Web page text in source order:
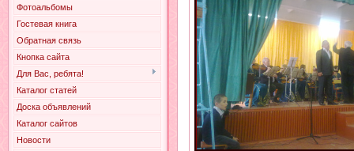
Фотоальбомы
Гостевая книга
Обратная связь
Кнопка сайта
Для Вас, ребята!
Каталог статей
Доска объявлений
Каталог сайтов
Новости